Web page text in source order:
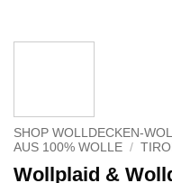
SHOP WOLLDECKEN-
AUS 100% WOLLE /
Wollplaid &